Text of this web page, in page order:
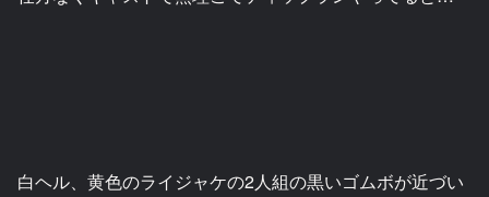
白ヘル、黄色のライジャケの2人組の黒いゴムボが近づい